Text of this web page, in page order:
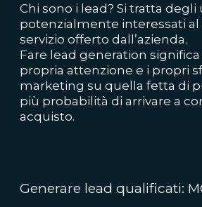
Chi sono i lead? Si tratta degli
potenzialmente interessati al
servizio offerto dall’azienda.
Fare lead generation significa
propria attenzione e i propri
marketing su quella fetta di
più probabilità di arrivare a
acquisto.
Generare lead qualificati: